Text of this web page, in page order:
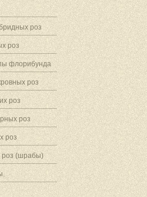
роз
роз
флорибунда
роз
роз
роз
роз
роз (шрабы)